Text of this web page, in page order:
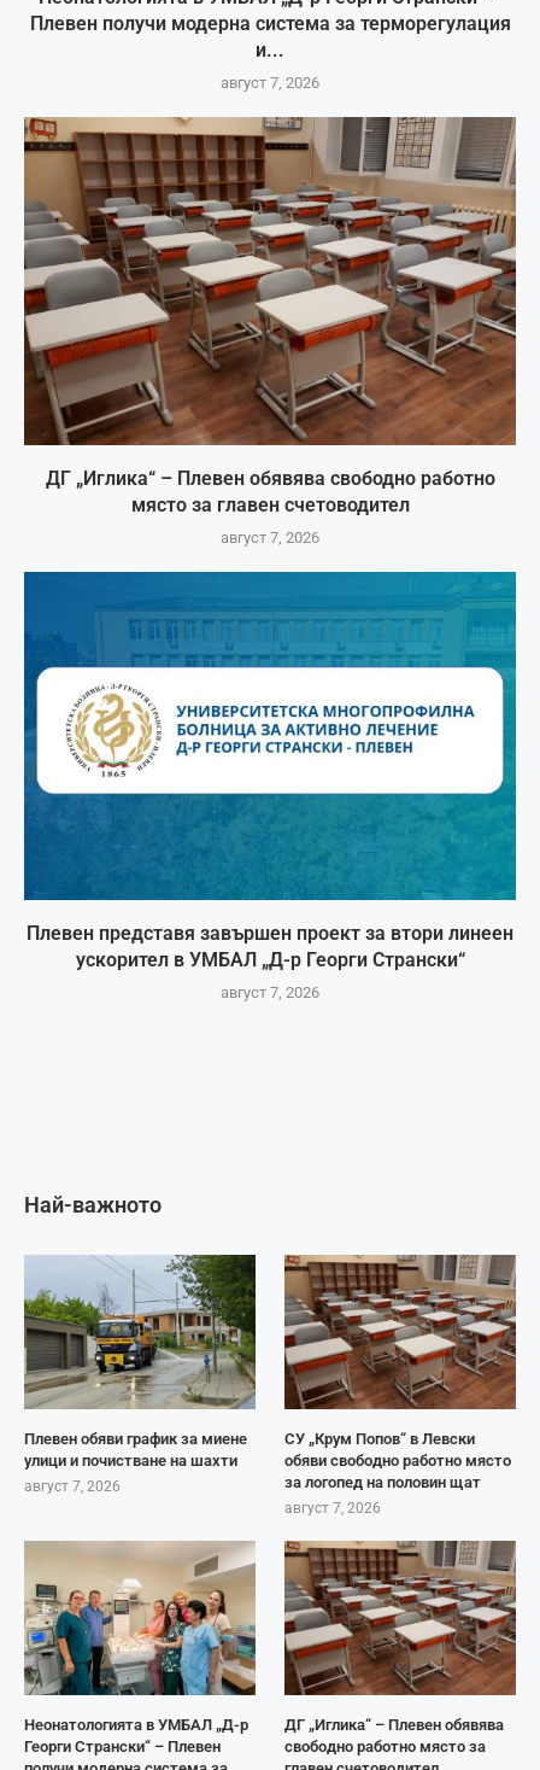
Плевен получи модерна система за терморегулация
и...
август 7, 2026
ДГ „Иглика“ – Плевен обявява свободно работно
място за главен счетоводител
август 7, 2026
Плевен представя завършен проект за втори линеен
ускорител в УМБАЛ „Д-р Георги Странски“
август 7, 2026
Най-важното
Плевен обяви график за миене
улици и почистване на шахти
август 7, 2026
СУ „Крум Попов“ в Левски
обяви свободно работно място
за логопед на половин щат
август 7, 2026
Неонатологията в УМБАЛ „Д-р
Георги Странски“ – Плевен
ДГ „Иглика“ – Плевен обявява
свободно работно място за